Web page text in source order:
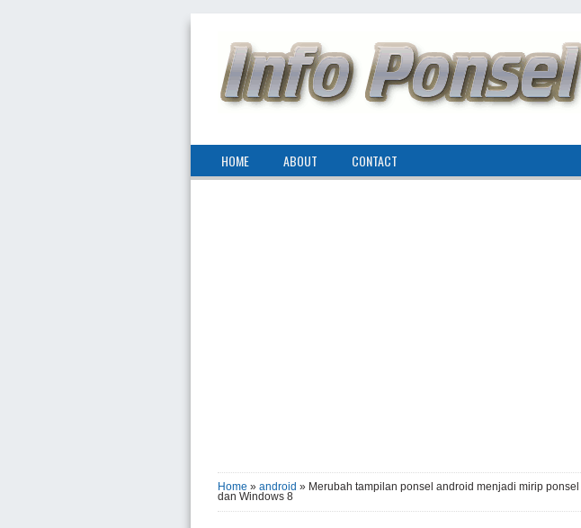
HOME ABOUT CONTACT
Home » android » Merubah tampilan ponsel android menjadi mirip ponsel
dan Windows 8